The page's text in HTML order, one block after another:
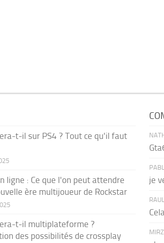
t-il sur PS4 ? Tout ce qu'il faut
ligne : Ce que l'on peut attendre
ère multijoueur de Rockstar
t-il multiplateforme ?
des possibilités de crossplay
je